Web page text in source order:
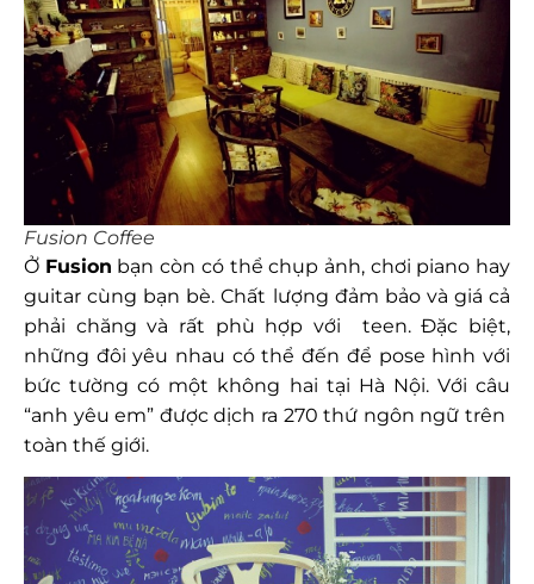
Fusion Coffee
Ở Fusion bạn còn có thể chụp ảnh, chơi piano hay
guitar cùng bạn bè. Chất lượng đảm bảo và giá cả
phải chăng và rất phù hợp với teen. Đặc biệt,
những đôi yêu nhau có thể đến để pose hình với
bức tường có một không hai tại Hà Nội. Với câu
“anh yêu em” được dịch ra 270 thứ ngôn ngữ trên
toàn thế giới.